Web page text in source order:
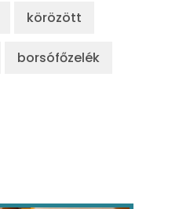
körözött
borsófőzelék